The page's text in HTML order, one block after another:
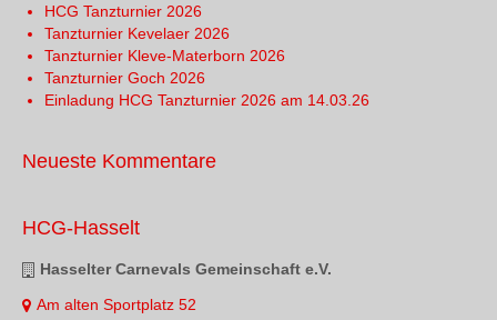
HCG Tanzturnier 2026
Tanzturnier Kevelaer 2026
Tanzturnier Kleve-Materborn 2026
Tanzturnier Goch 2026
Einladung HCG Tanzturnier 2026 am 14.03.26
Neueste Kommentare
HCG-Hasselt
Hasselter Carnevals Gemeinschaft e.V.
Am alten Sportplatz 52